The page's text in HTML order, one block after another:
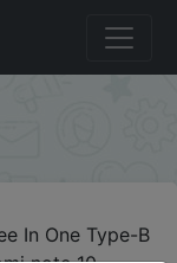
Indicator Three
for xiaomi